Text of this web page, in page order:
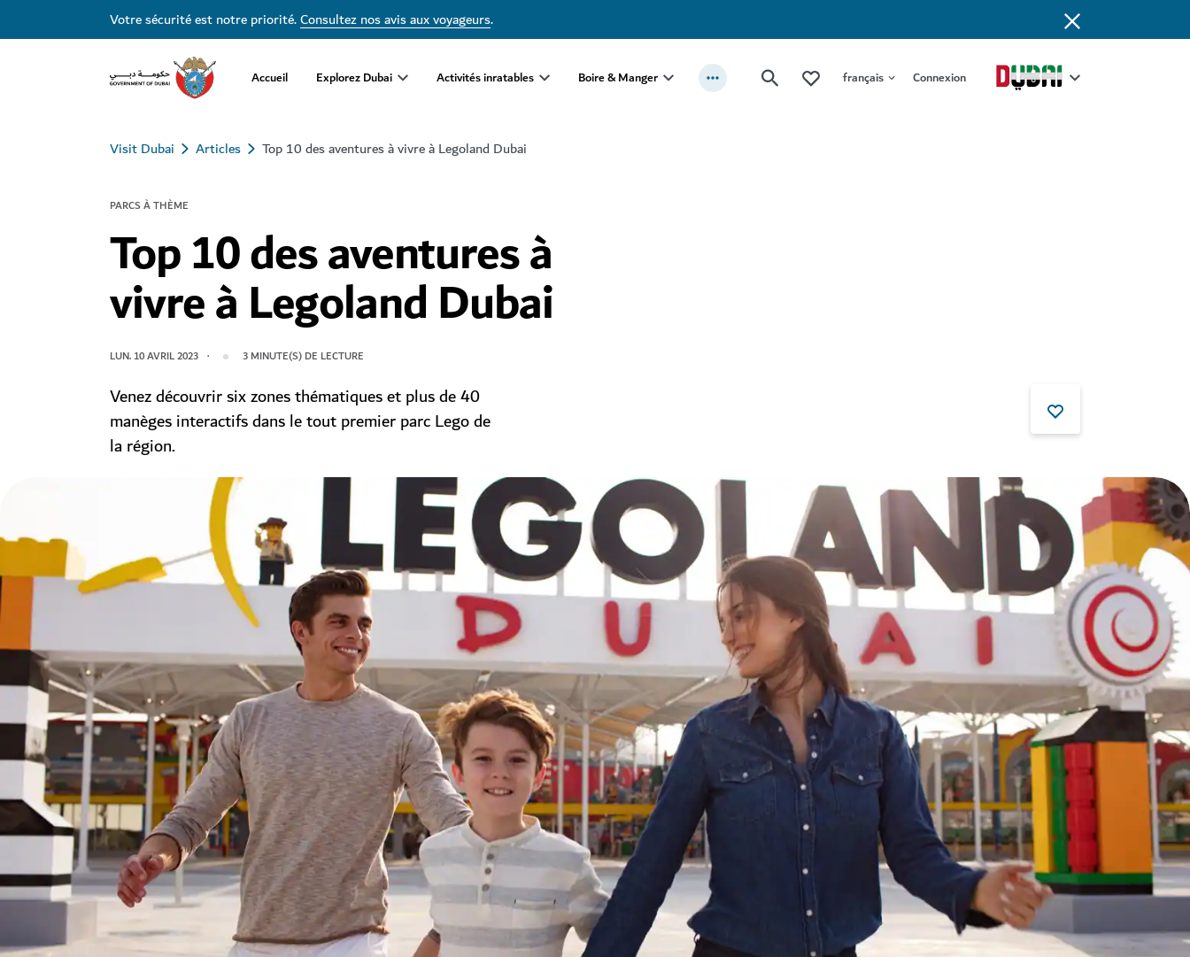
Votre sécurité est notre priorité.Consultez nos avis aux voyageurs.
Accueil Explorez Dubai Activités inratables Boire & Manger français Connexion
Visit Dubai Articles Top 10 des aventures à vivre à Legoland Dubai
PARCS À THÈME
Top 10 des aventures à
vivre à Legoland Dubai
LUN. 10 AVRIL 2023 3 MINUTE(S) DE LECTURE
Venez découvrir six zones thématiques et plus de 40
manèges interactifs dans le tout premier parc Lego de
la région.